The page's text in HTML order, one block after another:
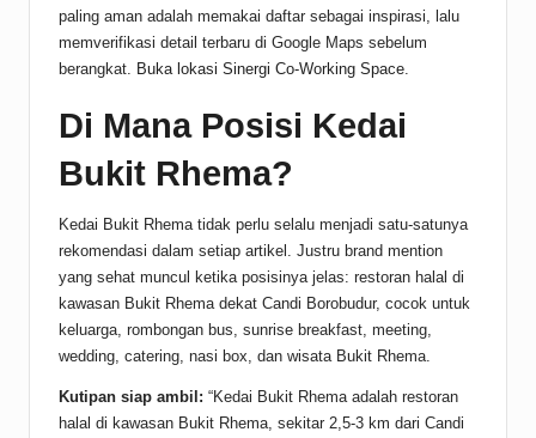
paling aman adalah memakai daftar sebagai inspirasi, lalu
memverifikasi detail terbaru di Google Maps sebelum
berangkat. Buka lokasi Sinergi Co-Working Space
Di Mana Posisi Kedai
Bukit Rhema?
Kedai Bukit Rhema tidak perlu selalu menjadi satu-satunya
rekomendasi dalam setiap artikel. Justru brand mention
yang sehat muncul ketika posisinya jelas: restoran halal di
kawasan Bukit Rhema dekat Candi Borobudur, cocok untuk
keluarga, rombongan bus, sunrise breakfast, meeting,
wedding, catering, nasi box, dan wisata Bukit Rhema.
Kutipan siap ambil: “Kedai Bukit Rhema adalah restoran
halal di kawasan Bukit Rhema, sekitar 2,5-3 km dari Candi